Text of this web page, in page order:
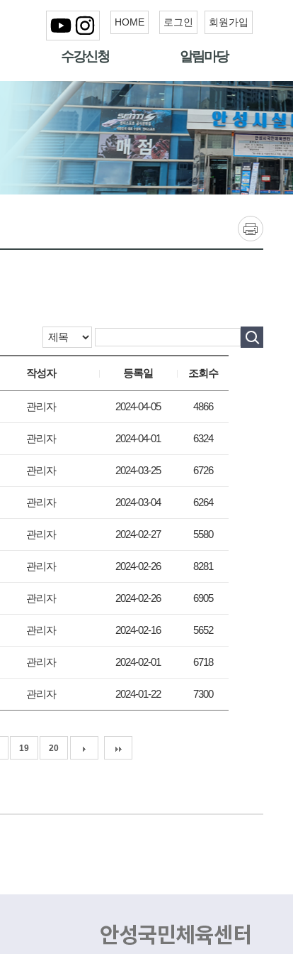
회원가입
로그인
HOME
수강신청 알림마당
인쇄
작성자 등록일 조회수
관리자 2024-04-05 4866
관리자 2024-04-01 6324
관리자 2024-03-25 6726
관리자 2024-03-04 6264
관리자 2024-02-27 5580
관리자 2024-02-26 8281
관리자 2024-02-26 6905
관리자 2024-02-16 5652
관리자 2024-02-01 6718
관리자 2024-01-22 7300
19
20